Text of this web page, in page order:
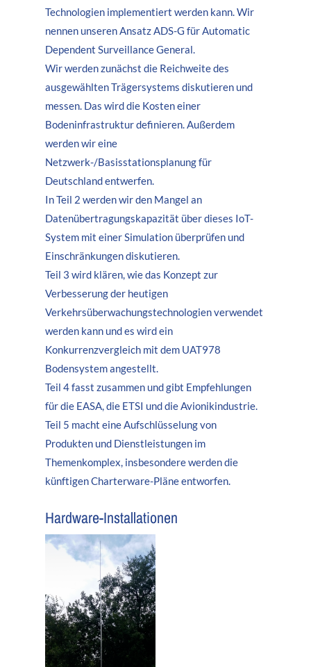
Technologien implementiert werden kann. Wir
nennen unseren Ansatz ADS-G für Automatic
Dependent Surveillance General.
Wir werden zunächst die Reichweite des
ausgewählten Trägersystems diskutieren und
messen. Das wird die Kosten einer
Bodeninfrastruktur definieren. Außerdem
werden wir eine
Netzwerk-/Basisstationsplanung für
Deutschland entwerfen.
In Teil 2 werden wir den Mangel an
Datenübertragungskapazität über dieses IoT-
System mit einer Simulation überprüfen und
Einschränkungen diskutieren.
Teil 3 wird klären, wie das Konzept zur
Verbesserung der heutigen
Verkehrsüberwachungstechnologien verwendet
werden kann und es wird ein
Konkurrenzvergleich mit dem UAT978
Bodensystem angestellt.
Teil 4 fasst zusammen und gibt Empfehlungen
für die EASA, die ETSI und die Avionikindustrie.
Teil 5 macht eine Aufschlüsselung von
Produkten und Dienstleistungen im
Themenkomplex, insbesondere werden die
künftigen Charterware-Pläne entworfen.
Hardware-Installationen